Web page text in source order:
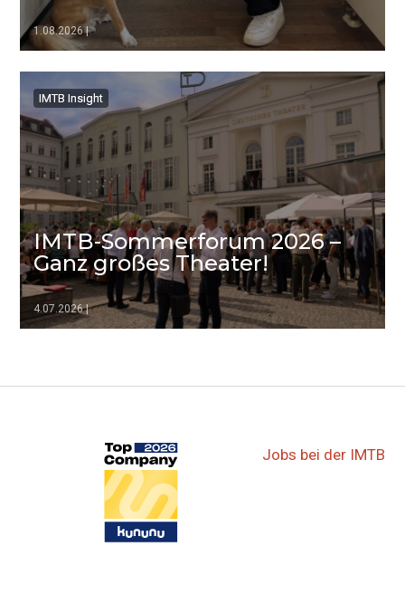
1.08.2026|
IMTB Insight
IMTB Insight
IMTB-Sommerforum 2026 –
Ganz großes Theater!
4.07.2026|
Jobs bei der IMTB